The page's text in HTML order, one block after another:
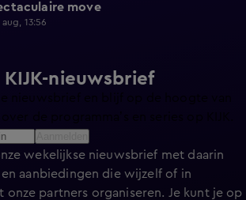
move
aug, 13:56
nieuwsbrief
wekelijkse nieuwsbrief met daarin
aanbiedingen die wijzelf of in
onze partners organiseren. Je kunt je op